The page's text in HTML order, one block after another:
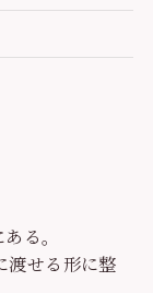
る。
渡せる形に整